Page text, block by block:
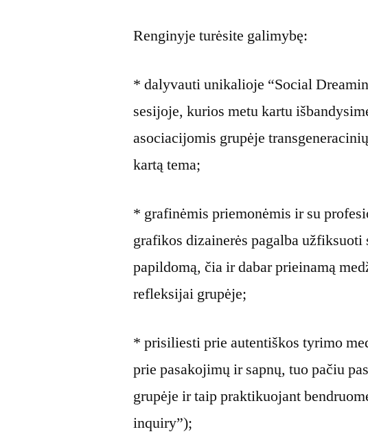
Renginyje turėsite galimybę:
* dalyvauti unikalioje “Social
sesijoje, kurios metu kartu
asociacijomis grupėje
kartą tema;
* grafinėmis priemonėmis ir su
grafikos dizainerės pagalba
papildomą, čia ir dabar prieinamą
refleksijai grupėje;
* prisiliesti prie autentiškos tyrimo
prie pasakojimų ir sapnų, tuo pačiu
grupėje ir taip praktikuojant
inquiry”);